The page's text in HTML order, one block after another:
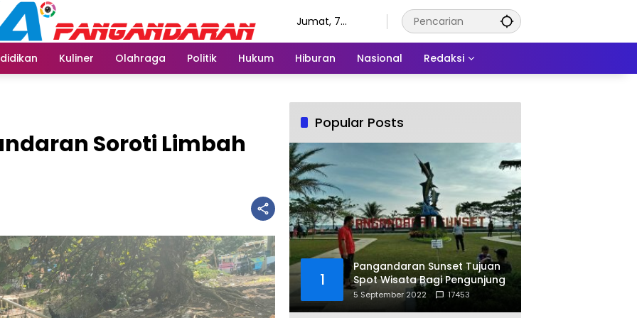
Jumat, 7
Kuliner Olahraga Politik Hukum Hiburan Nasional Redaksi
Soroti Limbah
Popular Posts
1
Pangandaran Sunset Tujuan
Spot Wisata Bagi Pengunjung
5 September 2022 17453